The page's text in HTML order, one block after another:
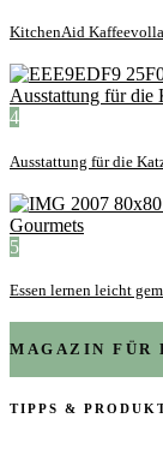
KitchenAid
4
Ausstattung für die
5
Essen lernen leicht
MAGAZIN FÜR
TIPPS &